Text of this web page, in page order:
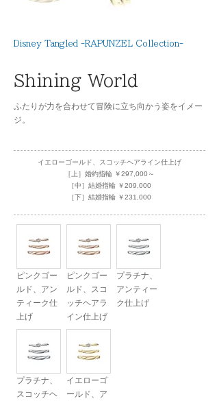
Disney Tangled -RAPUNZEL Collection-
Shining World
ふたりが力を合わせて冒険に立ち向かう姿をイメー
ジ。
イエローゴールド、スコッチヘアライン仕上げ
［上］婚約指輪 ￥297,000～
［中］結婚指輪 ￥209,000
［下］結婚指輪 ￥231,000
ピンクゴー
ルド、アン
ティーク仕
上げ
プラチナ、
スコッチヘ
ピンクゴー
ルド、スコ
ッチヘアラ
イン仕上げ
イエローゴ
ールド、ア
プラチナ、
アンティー
ク仕上げ